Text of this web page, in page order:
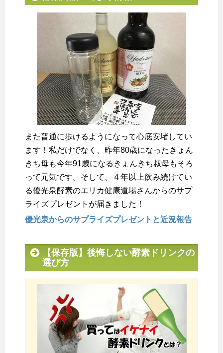
また普通に歩けるようになって心底安堵してい
ます！私だけでなく、昨年80歳になったきょん
きち母も今年91歳になるきょんきち叔母もそろ
って元気です。そして、４年以上飲み続けてい
る優光泉酵素のエリカ健康道場さんからのサプ
ライズプレゼントが届きました！
優光泉からのサプライズプレゼントと近況報告
【保存版】後悔しない酵素ドリンクの
選び方